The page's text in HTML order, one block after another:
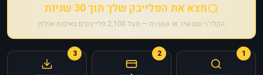
מצא את הפלייבק שלך תוך 30 שניות
הקלד/י שם שיר או אמן/ית — מעל 2,100 פלייבקים באיכות אולפן
1
2
3